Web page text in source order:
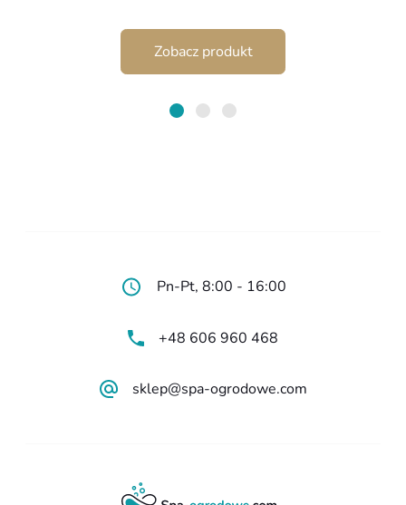
Zobacz produkt
Pn-Pt, 8:00 - 16:00
+48 606 960 468
sklep@spa-ogrodowe.com